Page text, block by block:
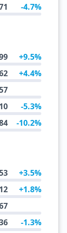
-4.7%
+9.5%
+4.4%
-5.3%
-10.2%
+3.5%
+1.8%
-1.3%